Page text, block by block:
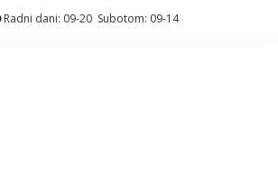
Radni dani: 09-20 Subotom: 09-14